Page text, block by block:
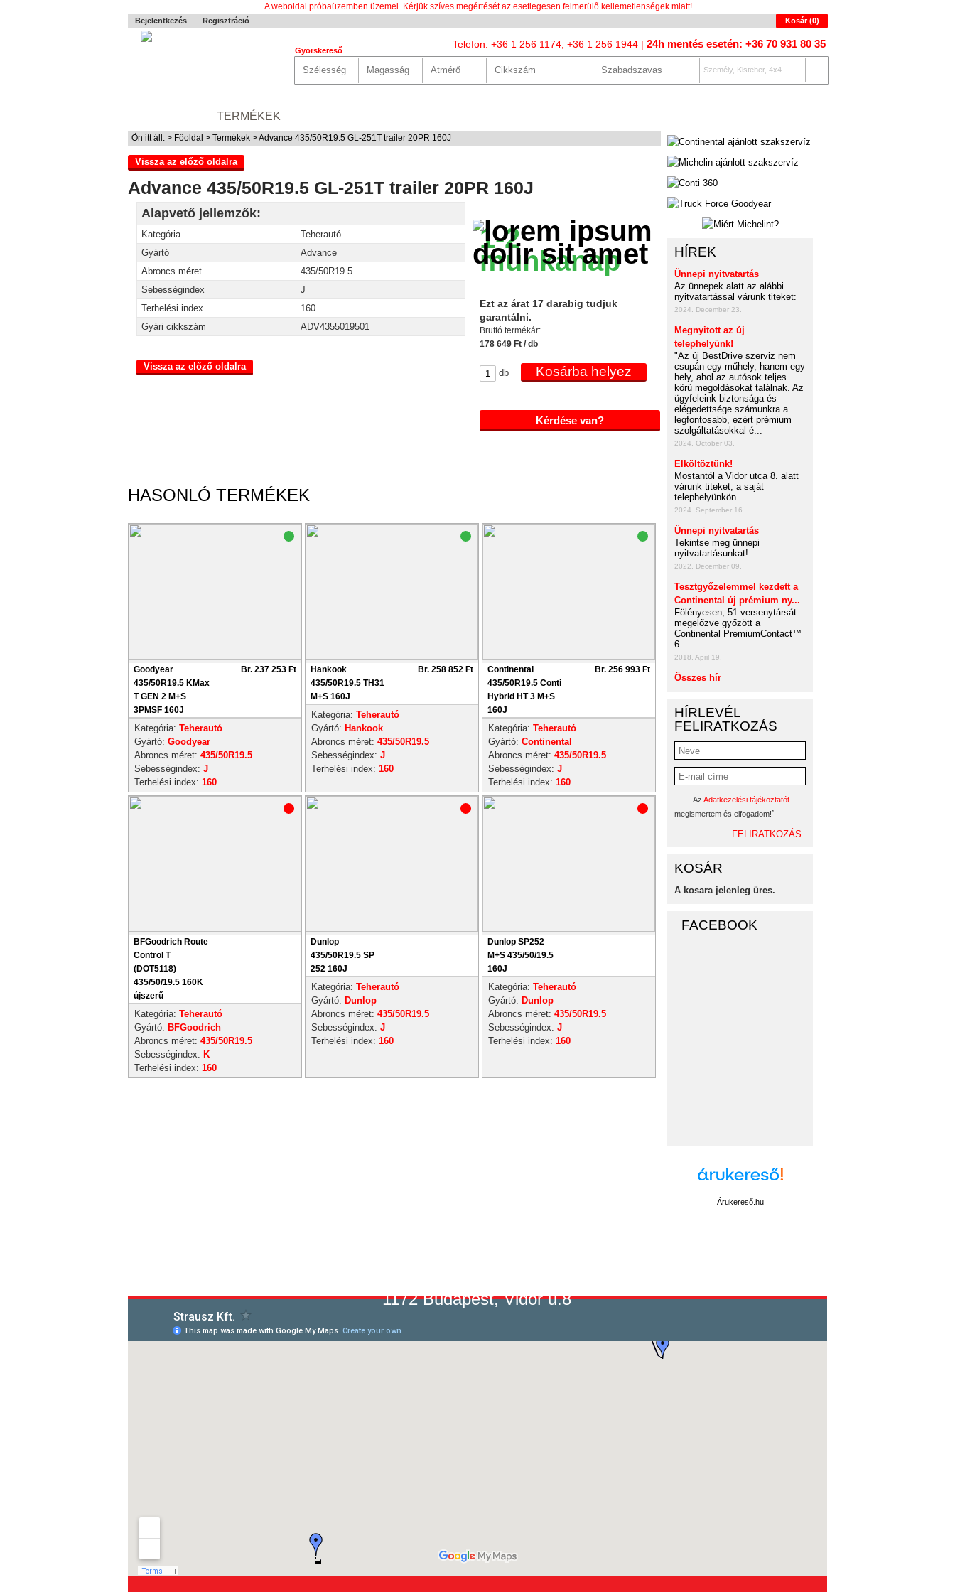
A weboldal próbaüzemben üzemel. Kérjük szíves megértését az esetlegesen felmerülő kellemetlenségek miatt!
Bejelentkezés Regisztráció Kosár (0)
Telefon: +36 1 256 1174, +36 1 256 1944 | 24h mentés esetén: +36 70 931 80 35
Gyorskereső
Személy, Kisteher, 4x4
TERMÉKEK
Ön itt áll: > Főoldal > Termékek > Advance 435/50R19.5 GL-251T trailer 20PR 160J
Vissza az előző oldalra
Advance 435/50R19.5 GL-251T trailer 20PR 160J
Alapvető jellemzők:
Kategória
Teherautó
Gyártó
Advance
Abroncs méret
435/50R19.5
Sebességindex
J
Terhelési index
160
Gyári cikkszám
ADV4355019501
Vissza az előző oldalra
1-2
munkanap
Ezt az árat 17 darabig tudjuk
garantálni.
Bruttó termékár:
178 649 Ft / db
db
Kérdése van?
HASONLÓ TERMÉKEK
Goodyear
435/50R19.5 KMax
T GEN 2 M+S
3PMSF 160J
Br. 237 253 Ft
Kategória: Teherautó
Gyártó: Goodyear
Abroncs méret: 435/50R19.5
Sebességindex: J
Terhelési index: 160
Hankook
435/50R19.5 TH31
M+S 160J
Br. 258 852 Ft
Kategória: Teherautó
Gyártó: Hankook
Abroncs méret: 435/50R19.5
Sebességindex: J
Terhelési index: 160
Continental
435/50R19.5 Conti
Hybrid HT 3 M+S
160J
Br. 256 993 Ft
Kategória: Teherautó
Gyártó: Continental
Abroncs méret: 435/50R19.5
Sebességindex: J
Terhelési index: 160
BFGoodrich Route
Control T
(DOT5118)
435/50/19.5 160K
újszerű
Kategória: Teherautó
Gyártó: BFGoodrich
Abroncs méret: 435/50R19.5
Sebességindex: K
Terhelési index: 160
Dunlop
435/50R19.5 SP
252 160J
Kategória: Teherautó
Gyártó: Dunlop
Abroncs méret: 435/50R19.5
Sebességindex: J
Terhelési index: 160
Dunlop SP252
M+S 435/50/19.5
160J
Kategória: Teherautó
Gyártó: Dunlop
Abroncs méret: 435/50R19.5
Sebességindex: J
Terhelési index: 160
HÍREK
Ünnepi nyitvatartás
Az ünnepek alatt az alábbi
nyitvatartással várunk titeket:
2024. December 23.
Megnyitott az új
telephelyünk!
"Az új BestDrive szerviz nem
csupán egy műhely, hanem egy
hely, ahol az autósok teljes
körű megoldásokat találnak. Az
ügyfeleink biztonsága és
elégedettsége számunkra a
legfontosabb, ezért prémium
szolgáltatásokkal é...
2024. October 03.
Elköltöztünk!
Mostantól a Vidor utca 8. alatt
várunk titeket, a saját
telephelyünkön.
2024. September 16.
Ünnepi nyitvatartás
Tekintse meg ünnepi
nyitvatartásunkat!
2022. December 09.
Tesztgyőzelemmel kezdett a
Continental új prémium ny...
Fölényesen, 51 versenytársát
megelőzve győzött a
Continental PremiumContact™
6
2018. April 19.
Összes hír
HÍRLEVÉL
FELIRATKOZÁS
Az Adatkezelési tájékoztatót
megismertem és elfogadom!*
KOSÁR
A kosara jelenleg üres.
FACEBOOK
Árukereső.hu
1172 Budapest, Vidor u.8